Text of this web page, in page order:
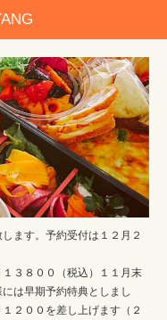
ます。予約受付は１２月２
３８００（税込）１１月末
は早期予約特典としまし
２００を差し上げます（２